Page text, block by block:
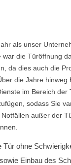
als unser
war die Türöffnung
da dies auch die
die Jahre hinweg
im Bereich der
sodass Sie
außer der
Tür ohne
Einbau des